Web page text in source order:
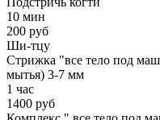
10 мин
200 руб
Ши-тцу
Стрижка "все тело под
мытья) 3-7 мм
1 час
1400 руб